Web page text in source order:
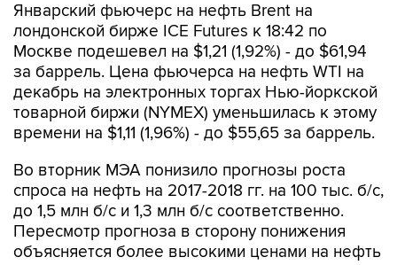
Январский фьючерс на нефть Brent на
лондонской бирже ICE Futures к 18:42 по
Москве подешевел на $1,21 (1,92%) - до $61,94
за баррель. Цена фьючерса на нефть WTI на
декабрь на электронных торгах Нью-йоркской
товарной биржи (NYMEX) уменьшилась к этому
времени на $1,11 (1,96%) - до $55,65 за баррель.
Во вторник МЭА понизило прогнозы роста
спроса на нефть на 2017-2018 гг. на 100 тыс. б/с,
до 1,5 млн б/с и 1,3 млн б/с соответственно.
Пересмотр прогноза в сторону понижения
объясняется более высокими ценами на нефть